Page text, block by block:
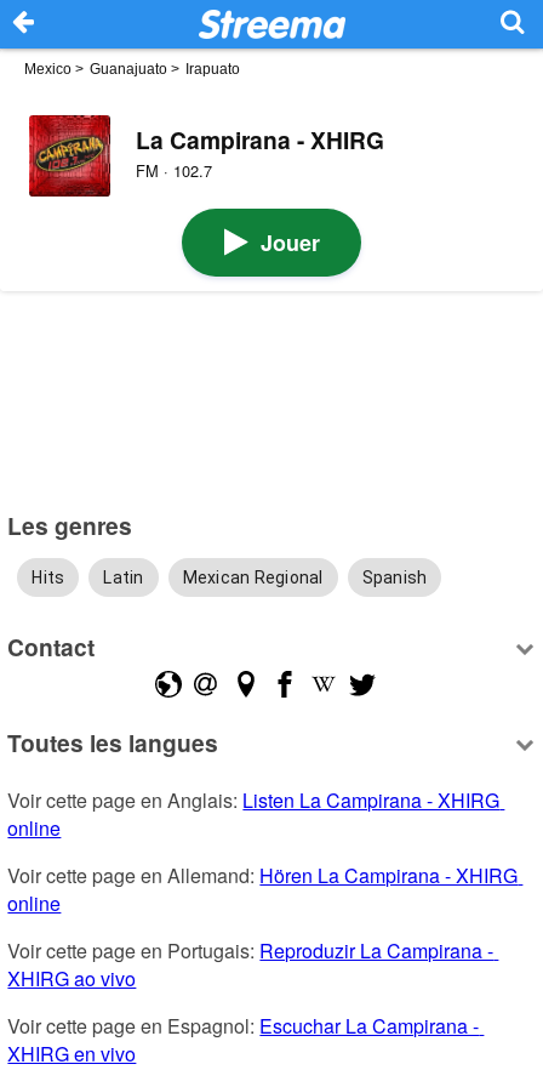
Mexico > Guanajuato > Irapuato
La Campirana - XHIRG
FM · 102.7
Jouer
Les genres
Hits Latin Mexican Regional Spanish
Contact
Toutes les langues
Voir cette page en Anglais: Listen La Campirana - XHIRG
online
Voir cette page en Allemand: Hören La Campirana - XHIRG
online
Voir cette page en Portugais: Reproduzir La Campirana -
XHIRG ao vivo
Voir cette page en Espagnol: Escuchar La Campirana -
XHIRG en vivo